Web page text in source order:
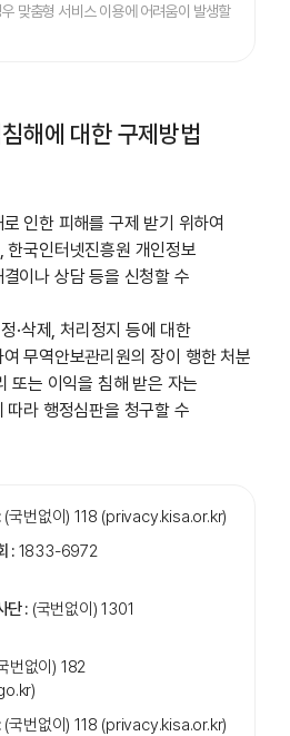
맞춤형 서비스 이용에 어려움이 발생할
해에 대한 구제방법
인한 피해를 구제 받기 위하여
한국인터넷진흥원 개인정보
이나 상담 등을 신청할 수
·삭제, 처리정지 등에 대한
무역안보관리원의 장이 행한 처분
또는 이익을 침해 받은 자는
따라 행정심판을 청구할 수
(국번없이) 118 (privacy.kisa.or.kr)
: 1833-6972
단 : (국번없이) 1301
번없이) 182
(국번없이) 118 (privacy.kisa.or.kr)